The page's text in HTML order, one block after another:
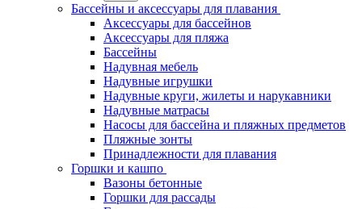
Бассейны и аксессуары для плавания
Аксессуары для бассейнов
Аксессуары для пляжа
Бассейны
Надувная мебель
Надувные игрушки
Надувные круги, жилеты и нарукавники
Надувные матрасы
Насосы для бассейна и пляжных предметов
Пляжные зонты
Принадлежности для плавания
Горшки и кашпо
Вазоны бетонные
Горшки для рассады